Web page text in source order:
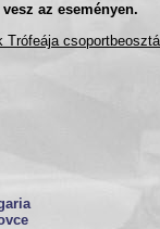
az eseményen.
Trófeája